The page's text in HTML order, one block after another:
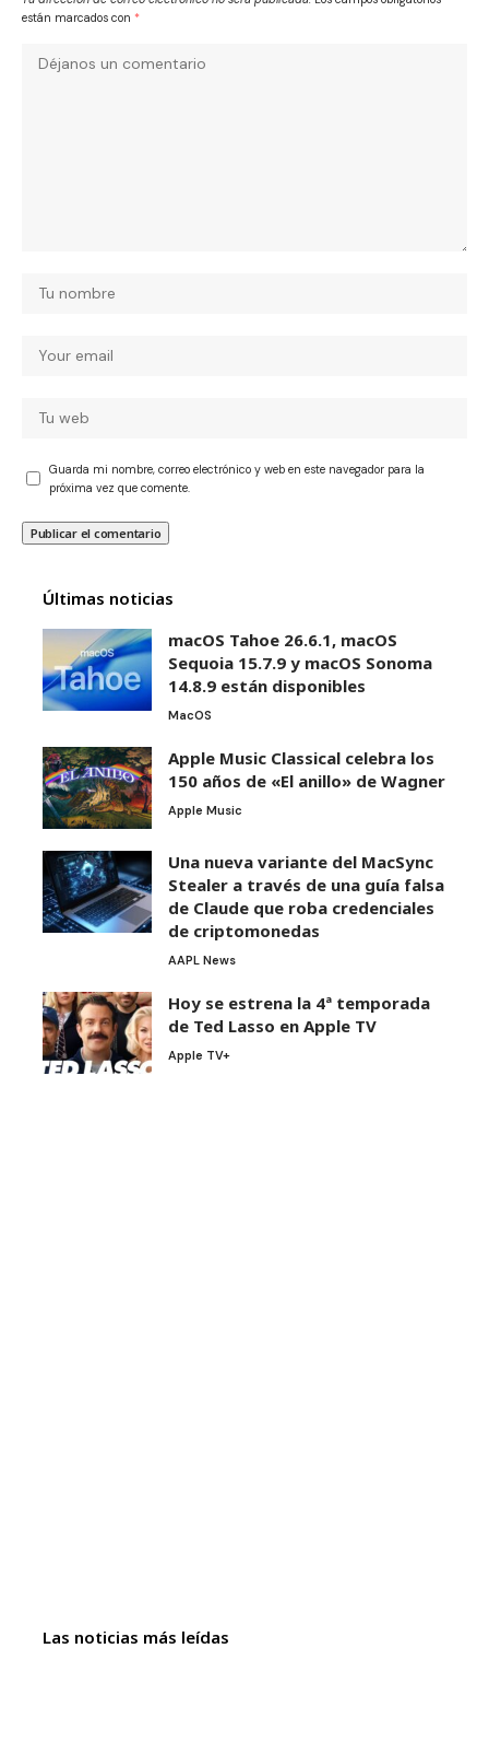
están marcados con *
Guarda mi nombre, correo electrónico y web en este navegador para la
próxima vez que comente.
Últimas noticias
macOS Tahoe 26.6.1, macOS
Sequoia 15.7.9 y macOS Sonoma
14.8.9 están disponibles
MacOS
Apple Music Classical celebra los
150 años de «El anillo» de Wagner
Apple Music
Una nueva variante del MacSync
Stealer a través de una guía falsa
de Claude que roba credenciales
de criptomonedas
AAPL News
Hoy se estrena la 4ª temporada
de Ted Lasso en Apple TV
Apple TV+
Las noticias más leídas